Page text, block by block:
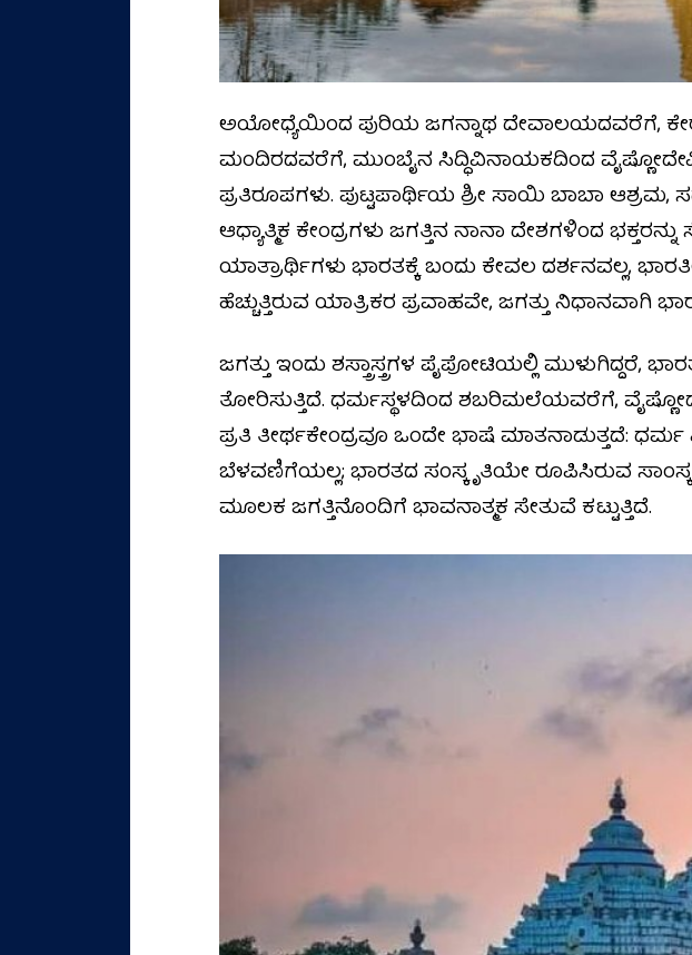
ಅಯೋಧ್ಯೆಯಿಂದ ಪುರಿಯ ಜಗನ್ನಾಥ ದೇವಾಲಯದವರೆಗೆ,
ಮಂದಿರದವರೆಗೆ, ಮುಂಬೈನ ಸಿದ್ಧಿವಿನಾಯಕದಿಂದ
ಪ್ರತಿರೂಪಗಳು. ಪುಟ್ಟಪಾರ್ಥಿಯ ಶ್ರೀ ಸಾಯಿ ಬಾಬಾ
ಆಧ್ಯಾತ್ಮಿಕ ಕೇಂದ್ರಗಳು ಜಗತ್ತಿನ ನಾನಾ ದೇಶಗಳಿಂದ
ಯಾತ್ರಾರ್ಥಿಗಳು ಭಾರತಕ್ಕೆ ಬಂದು ಕೇವಲ ದರ್ಶನವಲ್ಲ,
ಹೆಚ್ಚುತ್ತಿರುವ ಯಾತ್ರಿಕರ ಪ್ರವಾಹವೇ, ಜಗತ್ತು ನಿಧಾನವಾಗಿ
ಜಗತ್ತು ಇಂದು ಶಸ್ತ್ರಾಸ್ತ್ರಗಳ ಪೈಪೋಟಿಯಲ್ಲಿ
ತೋರಿಸುತ್ತಿದೆ. ಧರ್ಮಸ್ಥಳದಿಂದ ಶಬರಿಮಲೆಯವರೆಗೆ,
ಪ್ರತಿ ತೀರ್ಥಕೇಂದ್ರವೂ ಒಂದೇ ಭಾಷೆ ಮಾತನಾಡುತ್ತದೆ:
ಬೆಳವಣಿಗೆಯಲ್ಲ; ಭಾರತದ ಸಂಸ್ಕೃತಿಯೇ ರೂಪಿಸಿರುವ
ಮೂಲಕ ಜಗತ್ತಿನೊಂದಿಗೆ ಭಾವನಾತ್ಮಕ ಸೇತುವೆ ಕಟ್ಟುತ್ತಿದೆ.